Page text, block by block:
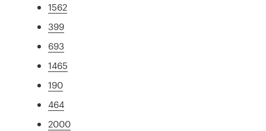
1562
399
693
1465
190
464
2000